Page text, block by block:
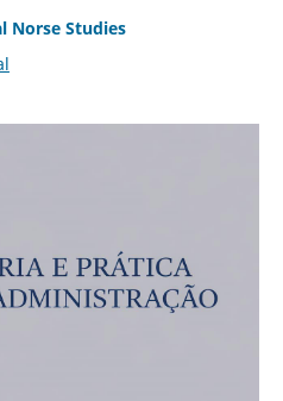
Norse Studies